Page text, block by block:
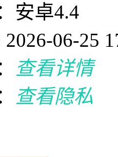
安卓4.4
06-25
查看详情
查看隐私